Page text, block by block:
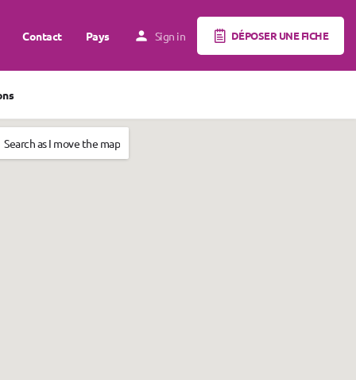
Contact Pays Sign in DÉPOSER UNE FICHE
Search as I move the map